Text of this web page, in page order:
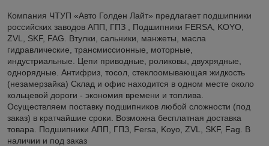
Компания ЧТУП «Авто Голден Лайт» предлагает подшипники
российских заводов АПП, ГПЗ , Подшипники FERSA, KOYO,
ZVL, SKF, FAG. Втулки, сальники, манжеты, масла
гидравлические, трансмиссионные, моторные,
индустриальные. Цепи приводные, роликовы, двухрядные,
однорядные. Антифриз, тосол, стеклоомывающая жидкость
(незамерзайка) Склад и офис находится в одном месте около
кольцевой дороги - экономия времени и топлива.
Осуществляем поставку подшипников любой сложности (под
заказ) в кратчайшие сроки. Возможна бесплатная доставка
товара. Подшипники АПП, ГПЗ, Fersa, Koyo, ZVL, SKF, Fag. В
наличии и под заказ